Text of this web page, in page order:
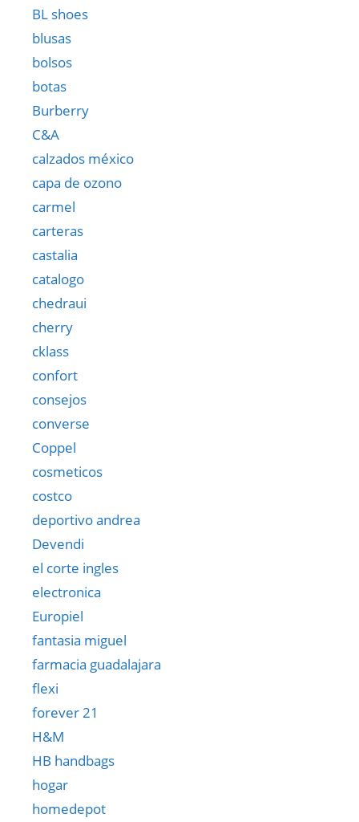
BL shoes
blusas
bolsos
botas
Burberry
C&A
calzados méxico
capa de ozono
carmel
carteras
castalia
catalogo
chedraui
cherry
cklass
confort
consejos
converse
Coppel
cosmeticos
costco
deportivo andrea
Devendi
el corte ingles
electronica
Europiel
fantasia miguel
farmacia guadalajara
flexi
forever 21
H&M
HB handbags
hogar
homedepot